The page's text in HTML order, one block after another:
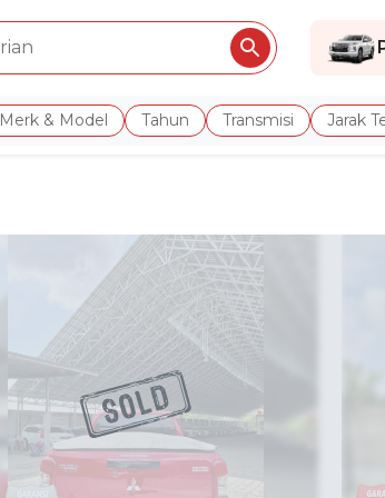
Merk & Model Tahun Transmisi Jarak